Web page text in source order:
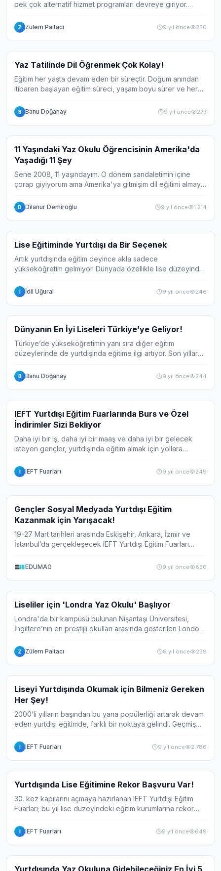
pek çok alternatif hizmet programları devreye giriyor.
dünyasında eğitim ve eğitimli birey...
Z Zülem Paltacı 9 yıl önce 250
Haber
Yaz Tatilinde Dil Öğrenmek Çok Kolay!
Eğitim her yaşta devam eden bir süreçtir. Doğum anından
itibaren başlayan eğitim süreci, yaşam boyu sürer ve her
artmasına neden olur. Bununla bi...
B Banu Doğanay 9 yıl önce 273
Galeri 12
11 Yaşındaki Yaz Okulu Öğrencisinin Amerika'da
Yaşadığı 11 Şey
Sene 2008, 11 yaşındayım. O dönem sandaletimin içine
çorap giyiyorum ama Amerika'ya gitmişim dil eğitimi almaya.
çok küçüktüm, tüm vücud...
D Dilanur Demiroğlu 9 yıl önce 1.214
Haber
Lise Eğitiminde Yurtdışı da Bir Seçenek
Artık yurtdışında eğitim deyince akla sadece
yükseköğretim gelmiyor. Dünyada özellikle lise düzeyinde
Başta İngiltere olmak üzere ABD, Kanada...
İ İdil Uğural 9 yıl önce 246
Haber
Dünyanın En İyi Liseleri Türkiye’ye Geliyor!
Türkiye’de yükseköğretimin yanı sıra diğer eğitim
düzeylerinde de yurtdışında eğitime ilgi artıyor. Son yıllarda
de dikkat çekmeye başlad...
B Banu Doğanay 9 yıl önce 244
Haber
IEFT Yurtdışı Eğitim Fuarlarında Burs ve Özel
İndirimler Sizi Bekliyor
Daha iyi bir iş, daha iyi bir maaş ve daha iyi bir gelecek
isteyen gençler, yurtdışında eğitim almak için yollara
Eğitim Fuarları ‘Kalk Gidiyoruz...
I IEFT Fuarları 9 yıl önce 249
Haber
Gençler Sosyal Medyada Yurtdışı Eğitim
Kazanmak için Yarışacak!
19-27 Mart tarihleri arasında Eskişehir, Ankara, İzmir ve
İstanbul’da gerçekleşecek IEFT Yurtdışı Eğitim Fuarları
yurtdışında eğitim kazanma şansı da yak...
EDUMAG 9 yıl önce 830
Haber
Liseliler için 'Londra Yaz Okulu' Başlıyor
Londra'da bir kampüsü bulunan Nişantaşı Üniversitesi,
İngiltere’nin en prestijli okulları arasında gösterilen London
önümüzdeki yaz liseliler...
Z Zülem Paltacı 9 yıl önce 239
Haber
Liseyi Yurtdışında Okumak için Bilmeniz Gereken
Her Şey!
2000’li yılların başından bu yana popülerliği artarak devam
eden yurtdışı eğitimde, farklı bir noktaya gelindi. Geçmiş
gelirken artık ailel...
I IEFT Fuarları 9 yıl önce 2.786
Haber
Yurtdışında Lise Eğitimine Rekor Başvuru Var!
30. kez kapılarını açmaya hazırlanan IEFT Yurtdışı Eğitim
Fuarları; bu yıl lise düzeyindeki eğitim kurumlarına rekor
yıllardan bu yana ar...
I IEFT Fuarları 9 yıl önce 649
Galeri 5
Yurtdışında Yaz Okuluna Gidebileceğiniz En İyi 5